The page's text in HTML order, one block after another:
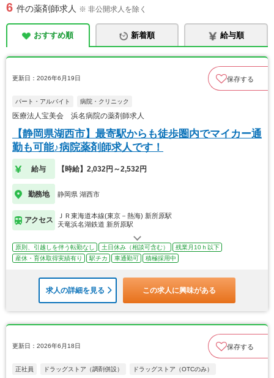
6 件の薬剤師求人 ※ 非公開求人を除く
おすすめ順 新着順 給与順
更新日：2026年6月19日 保存する
パート・アルバイト 病院・クリニック
医療法人宝美会 浜名病院の薬剤師求人
【静岡県湖西市】最寄駅からも徒歩圏内でマイカー通
勤も可能♪病院薬剤師求人です！
給与 【時給】2,032円～2,532円
勤務地 静岡県 湖西市
アクセス
ＪＲ東海道本線(東京－熱海) 新所原駅
天竜浜名湖鉄道 新所原駅
原則、引越しを伴う転勤なし 土日休み（相談可含む）
残業月10ｈ以下
産休・育休取得実績有り
駅チカ 車通勤可 積極採用中
求人の詳細を見る この求人に興味がある
更新日：2026年6月18日 保存する
正社員 ドラッグストア（調剤併設） ドラッグストア（OTCのみ）